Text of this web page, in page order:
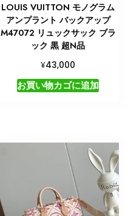
LOUIS VUITTON モノグラム
アンプラント バックアップ
M47072 リュックサック ブラ
ック 黒 超N品
¥43,000
お買い物カゴに追加